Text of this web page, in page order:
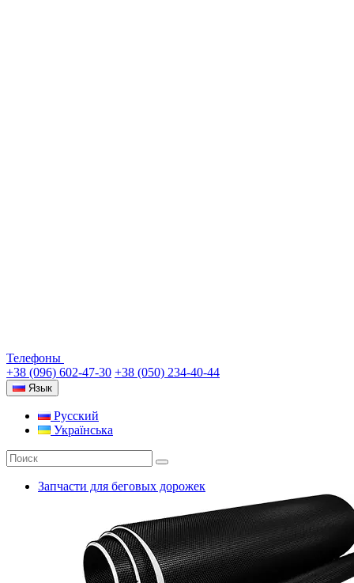
Телефоны
+38 (096) 602-47-30 +38 (050) 234-40-44
Язык
Русский
Українська
Запчасти для беговых дорожек